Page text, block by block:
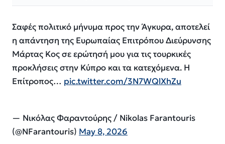
Σαφές πολιτικό μήνυμα προς την Άγκυρα, αποτελεί
η απάντηση της Ευρωπαίας Επιτρόπου Διεύρυνσης
Μάρτας Κος σε ερώτησή μου για τις τουρκικές
προκλήσεις στην Κύπρο και τα κατεχόμενα. Η
Επίτροπος… pic.twitter.com/3N7WQlXhZu
— Νικόλας Φαραντούρης / Nikolas Farantouris
(@NFarantouris) May 8, 2026